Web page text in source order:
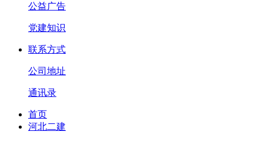
公益广告
党建知识
联系方式
公司地址
通讯录
首页
河北二建